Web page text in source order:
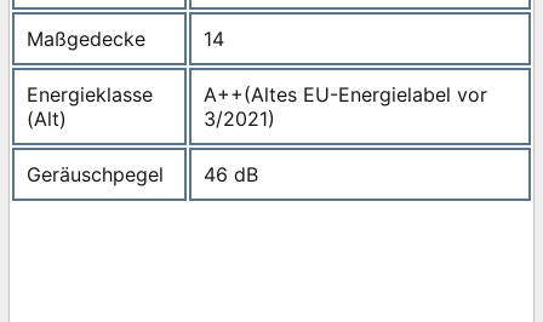
Maßgedecke 14
Energieklasse
(Alt)
A++(Altes EU-Energielabel vor
3/2021)
Geräuschpegel 46 dB